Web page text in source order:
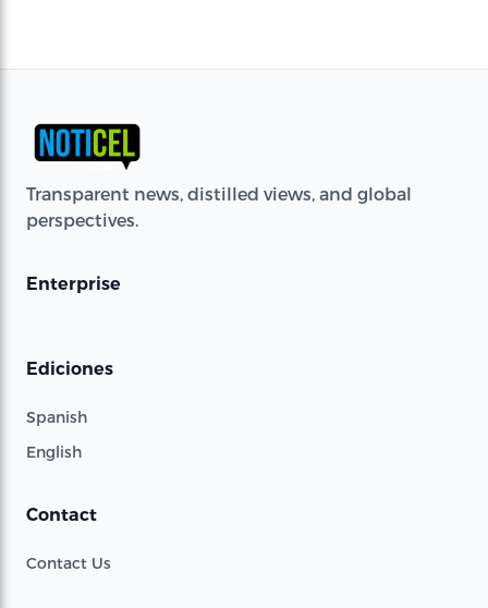
Transparent news, distilled views, and global
perspectives.
Enterprise
Ediciones
Spanish
English
Contact
Contact Us